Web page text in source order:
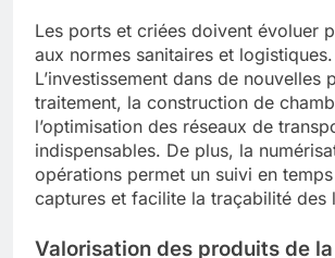
Les ports et criées doivent évoluer
aux normes sanitaires et logistiques.
L’investissement dans de nouvelles
traitement, la construction de
l’optimisation des réseaux de
indispensables. De plus, la
opérations permet un suivi en
captures et facilite la traçabilité des
Valorisation des produits de